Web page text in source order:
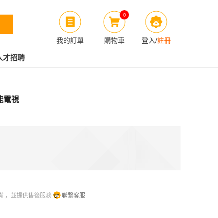
我的訂單
0
購物車 登入/註冊
才招聘
電視
，並提供售後服務 聯繫客服